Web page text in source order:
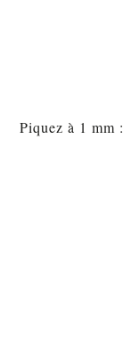
Piquez à 1 mm :